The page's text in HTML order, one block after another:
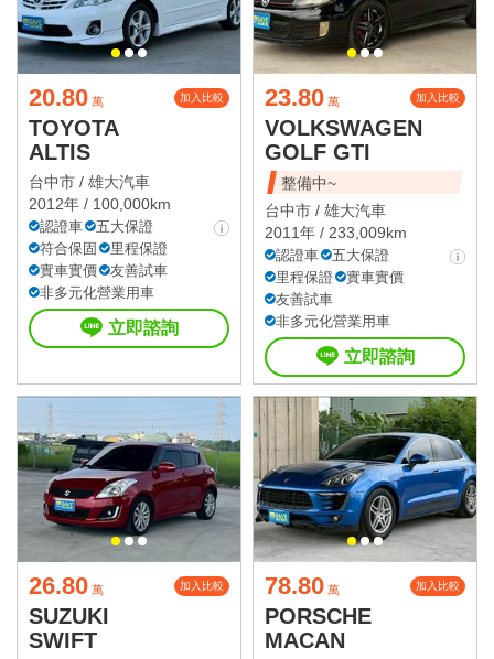
20.80 萬 加入比較
TOYOTA
ALTIS
台中市 / 雄大汽車
2012年 / 100,000km
認證車
五大保證
符合保固
里程保證
實車實價
友善試車
非多元化營業用車
立即諮詢
23.80 萬 加入比較
VOLKSWAGEN
GOLF GTI
整備中~
台中市 / 雄大汽車
2011年 / 233,009km
認證車
五大保證
里程保證
實車實價
友善試車
非多元化營業用車
立即諮詢
26.80 萬 加入比較
SUZUKI
SWIFT
78.80 萬 加入比較
PORSCHE
MACAN